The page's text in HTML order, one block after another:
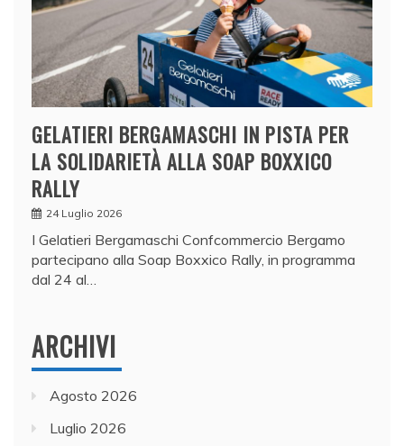
GELATIERI BERGAMASCHI IN PISTA PER
LA SOLIDARIETÀ ALLA SOAP BOXXICO
RALLY
24 Luglio 2026
I Gelatieri Bergamaschi Confcommercio Bergamo
partecipano alla Soap Boxxico Rally, in programma
dal 24 al…
ARCHIVI
Agosto 2026
Luglio 2026